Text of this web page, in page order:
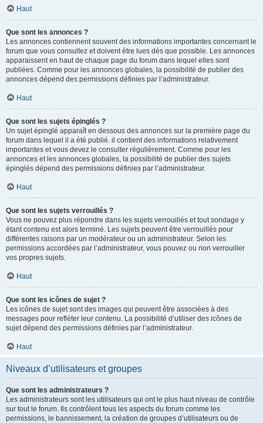
Haut
Que sont les annonces ?
Les annonces contiennent souvent des informations importantes concernant le
forum que vous consultez et doivent être lues dès que possible. Les annonces
apparaissent en haut de chaque page du forum dans lequel elles sont
publiées. Comme pour les annonces globales, la possibilité de publier des
annonces dépend des permissions définies par l’administrateur.
Haut
Que sont les sujets épinglés ?
Un sujet épinglé apparaît en dessous des annonces sur la première page du
forum dans lequel il a été publié. il contient des informations relativement
importantes et vous devez le consulter régulièrement. Comme pour les
annonces et les annonces globales, la possibilité de publier des sujets
épinglés dépend des permissions définies par l’administrateur.
Haut
Que sont les sujets verrouillés ?
Vous ne pouvez plus répondre dans les sujets verrouillés et tout sondage y
étant contenu est alors terminé. Les sujets peuvent être verrouillés pour
différentes raisons par un modérateur ou un administrateur. Selon les
permissions accordées par l’administrateur, vous pouvez ou non verrouiller
vos propres sujets.
Haut
Que sont les icônes de sujet ?
Les icônes de sujet sont des images qui peuvent être associées à des
messages pour refléter leur contenu. La possibilité d’utiliser des icônes de
sujet dépend des permissions définies par l’administrateur.
Haut
Niveaux d’utilisateurs et groupes
Que sont les administrateurs ?
Les administrateurs sont les utilisateurs qui ont le plus haut niveau de contrôle
sur tout le forum. Ils contrôlent tous les aspects du forum comme les
permissions, le bannissement, la création de groupes d’utilisateurs ou de